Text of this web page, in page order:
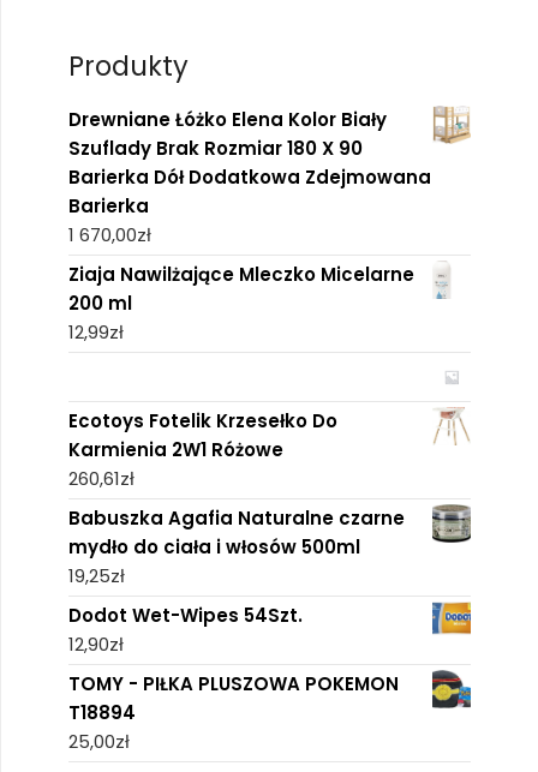
Produkty
Drewniane Łóżko Elena Kolor Biały
Szuflady Brak Rozmiar 180 X 90
Barierka Dół Dodatkowa Zdejmowana
Barierka
1 670,00zł
Ziaja Nawilżające Mleczko Micelarne
200 ml
12,99zł
Ecotoys Fotelik Krzesełko Do
Karmienia 2W1 Różowe
260,61zł
Babuszka Agafia Naturalne czarne
mydło do ciała i włosów 500ml
19,25zł
Dodot Wet-Wipes 54Szt.
12,90zł
TOMY - PIŁKA PLUSZOWA POKEMON
T18894
25,00zł